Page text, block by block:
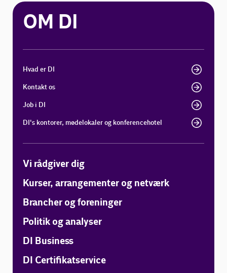
OM DI
Hvad er DI
Kontakt os
Job i DI
DI's kontorer, mødelokaler og konferencehotel
Vi rådgiver dig
Kurser, arrangementer og netværk
Brancher og foreninger
Politik og analyser
DI Business
DI Certifikatservice